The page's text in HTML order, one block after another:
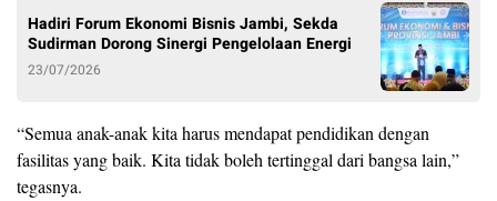
Hadiri Forum Ekonomi Bisnis Jambi, Sekda
Sudirman Dorong Sinergi Pengelolaan Energi
23/07/2026
“Semua anak-anak kita harus mendapat pendidikan dengan
fasilitas yang baik. Kita tidak boleh tertinggal dari bangsa lain,”
tegasnya.